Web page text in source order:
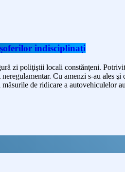
indisciplinaţi
zi poliţiştii locali constănţeni.
Cu amenzi s-au
măsurile de ridicare a autovehiculelor